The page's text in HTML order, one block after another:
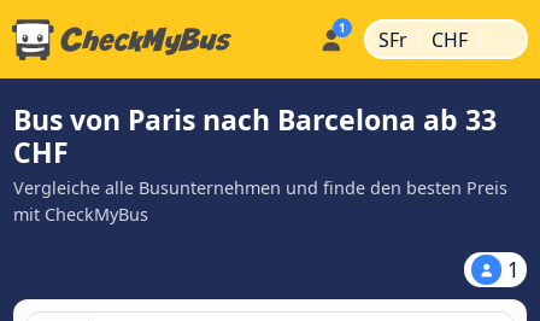
SFr | CHF |
Bus von Paris nach Barcelona ab 33
CHF
Vergleiche alle Busunternehmen und finde den besten Preis
mit CheckMyBus
1